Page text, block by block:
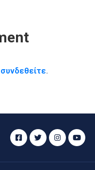
συνδεθείτε.